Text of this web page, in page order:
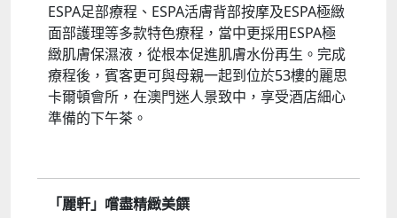
ESPA足部療程、ESPA活膚背部按摩及ESPA極緻
面部護理等多款特色療程，當中更採用ESPA極
緻肌膚保濕液，從根本促進肌膚水份再生。完成
療程後，賓客更可與母親一起到位於53樓的麗思
卡爾頓會所，在澳門迷人景致中，享受酒店細心
準備的下午茶。
「麗軒」嚐盡精緻美饌